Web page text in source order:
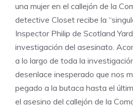
una mujer en el callejón de la
detective Closet recibe la
Inspector Philip de Scotland
investigación del asesinato.
a lo largo de toda la
desenlace inesperado que nos
pegado a la butaca hasta el
el asesino del callejón de la